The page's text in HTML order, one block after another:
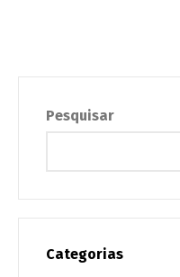
Pesquisar
Categorias